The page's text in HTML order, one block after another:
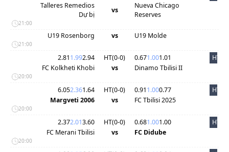
Talleres Remedios
Dự bị
vs
Nueva Chicago
Reserves
21:00
U19 Rosenborg vs U19 Molde
21:00
2.811.992.94 HT(0-0) 0.671.001.01
HT
FC Kolkheti Khobi
vs Dinamo Tbilisi II
20:00
6.052.361.64 HT(0-0) 0.911.000.77
HT
Margveti 2006
vs FC Tbilisi 2025
20:00
2.372.013.60 HT(0-0) 0.681.001.00
HT
FC Merani Tbilisi
vs FC Didube
20:00